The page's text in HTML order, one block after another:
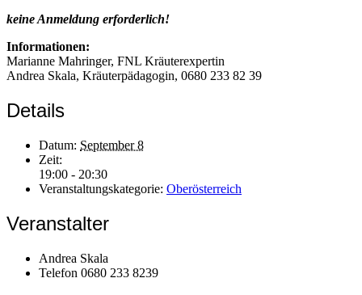
keine Anmeldung erforderlich!
Informationen:
Marianne Mahringer, FNL Kräuterexpertin
Andrea Skala, Kräuterpädagogin, 0680 233 82 39
Details
Datum: September 8
Zeit:
19:00 - 20:30
Veranstaltungskategorie: Oberösterreich
Veranstalter
Andrea Skala
Telefon 0680 233 8239